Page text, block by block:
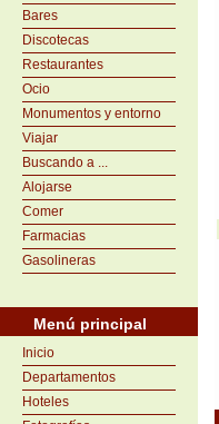
Bares
Discotecas
Restaurantes
Ocio
Monumentos y entorno
Viajar
Buscando a ...
Alojarse
Comer
Farmacias
Gasolineras
Menú principal
Inicio
Departamentos
Hoteles